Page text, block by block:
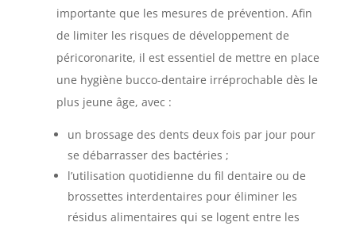
importante que les mesures de prévention. Afin
de limiter les risques de développement de
péricoronarite, il est essentiel de mettre en place
une hygiène bucco-dentaire irréprochable dès le
plus jeune âge, avec :
un brossage des dents deux fois par jour pour
se débarrasser des bactéries ;
l’utilisation quotidienne du fil dentaire ou de
brossettes interdentaires pour éliminer les
résidus alimentaires qui se logent entre les